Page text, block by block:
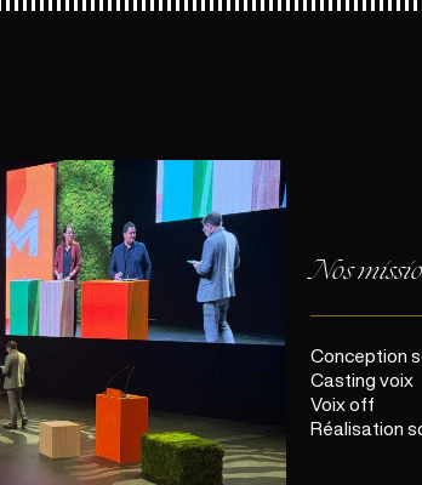
Nos
Conception
Casting voix
Voix off
Réalisation